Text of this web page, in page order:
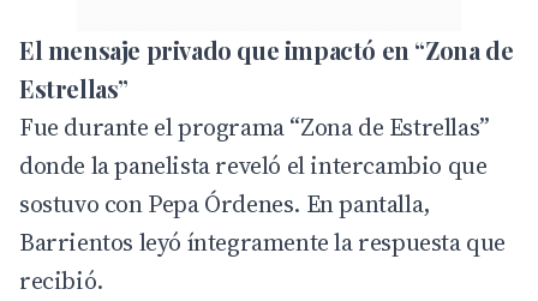
El mensaje privado que impactó en “Zona de
Estrellas”
Fue durante el programa “Zona de Estrellas”
donde la panelista reveló el intercambio que
sostuvo con Pepa Órdenes. En pantalla,
Barrientos leyó íntegramente la respuesta que
recibió.